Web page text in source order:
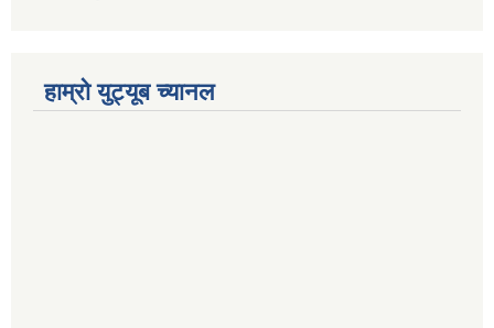
हाम्रो युट्यूब च्यानल